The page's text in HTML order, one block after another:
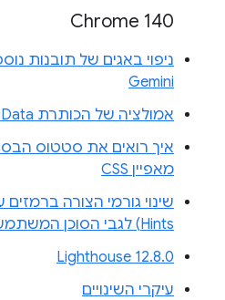
Chrome 140
ניפוי באגים של תובנות
Gemini
אמולציה של הכותרת Save-Data ב'תנאי רשת'
איך רואים את סטטוס
מאפיין CSS
Hints) לגבי הסוכן המשתמש
Lighthouse 12.8.0
עיקרי השינויים